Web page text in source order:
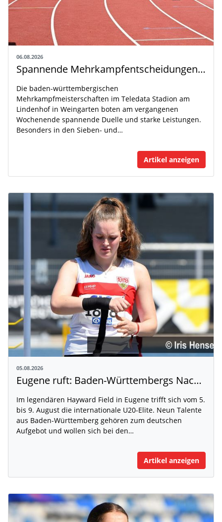
06.08.2026
Spannende Mehrkampfentscheidungen in Weingarten
Die baden-württembergischen
Mehrkampfmeisterschaften im Teledata Stadion am
Lindenhof in Weingarten boten am vergangenen
Wochenende spannende Duelle und starke Leistungen.
Besonders in den Sieben- und…
Artikel anzeigen
05.08.2026
Eugene ruft: Baden-Württembergs Nachwuchs greift nach der Weltspitze
Im legendären Hayward Field in Eugene trifft sich vom 5.
bis 9. August die internationale U20-Elite. Neun Talente
aus Baden-Württemberg gehören zum deutschen
Aufgebot und wollen sich bei den…
Artikel anzeigen